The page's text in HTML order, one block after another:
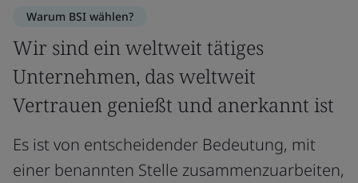
Warum BSI wählen?
Wir sind ein weltweit tätiges
Unternehmen, das weltweit
Vertrauen genießt und anerkannt ist
Es ist von entscheidender Bedeutung, mit
einer benannten Stelle zusammenzuarbeiten,